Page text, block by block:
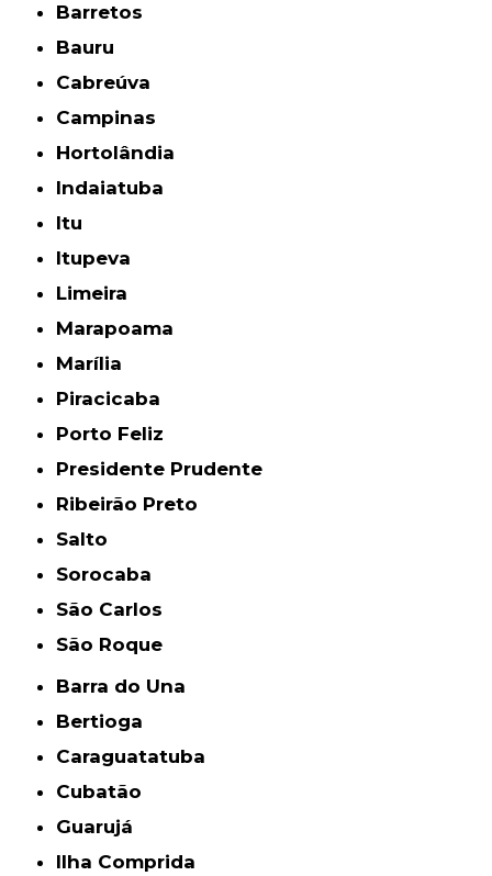
Barretos
Bauru
Cabreúva
Campinas
Hortolândia
Indaiatuba
Itu
Itupeva
Limeira
Marapoama
Marília
Piracicaba
Porto Feliz
Presidente Prudente
Ribeirão Preto
Salto
Sorocaba
São Carlos
São Roque
Barra do Una
Bertioga
Caraguatatuba
Cubatão
Guarujá
Ilha Comprida